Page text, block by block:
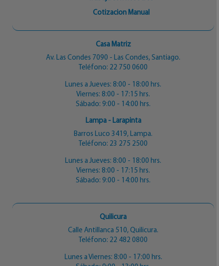
Cotizacion Manual
Casa Matriz
Av. Las Condes 7090 - Las Condes, Santiago.
Teléfono: 22 750 0600
Lunes a Jueves: 8:00 - 18:00 hrs.
Viernes: 8:00 - 17:15 hrs.
Sábado: 9:00 - 14:00 hrs.
Lampa - Larapinta
Barros Luco 3419, Lampa.
Teléfono: 23 275 2500
Lunes a Jueves: 8:00 - 18:00 hrs.
Viernes: 8:00 - 17:15 hrs.
Sábado: 9:00 - 14:00 hrs.
Quilicura
Calle Antillanca 510, Quilicura.
Teléfono: 22 482 0800
Lunes a Viernes: 8:00 - 17:00 hrs.